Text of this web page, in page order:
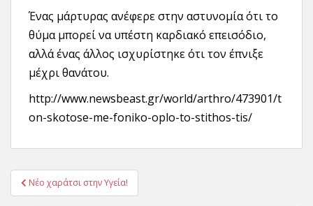
Ένας μάρτυρας ανέφερε στην αστυνομία ότι το
θύμα μπορεί να υπέστη καρδιακό επεισόδιο,
αλλά ένας άλλος ισχυρίστηκε ότι τον έπνιξε
μέχρι θανάτου.
http://www.newsbeast.gr/world/arthro/473901/t
on-skotose-me-foniko-oplo-to-stithos-tis/
Πλοήγηση
άρθρων
Νέο χαράτσι στην Υγεία!